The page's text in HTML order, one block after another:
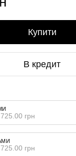
Купити
В кредит
грн
грн